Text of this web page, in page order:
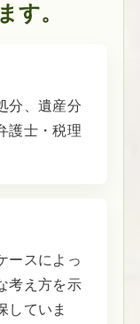
す。
分、遺産分
護士・税理
ースによっ
考え方を示
していま